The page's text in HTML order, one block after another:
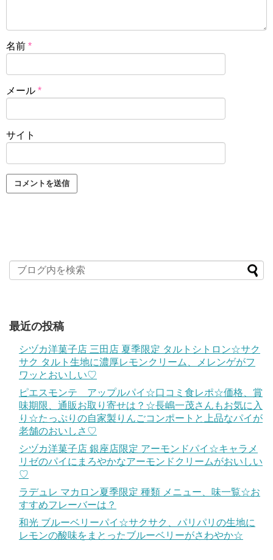
名前 *
メール *
サイト
最近の投稿
シヅカ洋菓子店 三田店 夏季限定 タルトシトロン☆サク
サク タルト生地に濃厚レモンクリーム、メレンゲがフ
ワッとおいしい♡
ピエスモンテ アップルパイ☆口コミ食レポ☆価格、賞
味期限、通販お取り寄せは？☆長嶋一茂さんもお気に入
り☆たっぷりの自家製りんごコンポートと上品なパイが
老舗のおいしさ♡
シヅカ洋菓子店 銀座店限定 アーモンドパイ☆キャラメ
リゼのパイにまろやかなアーモンドクリームがおいしい
♡
ラデュレ マカロン夏季限定 種類 メニュー、味一覧☆お
すすめフレーバーは？
和光 ブルーベリーパイ☆サクサク、パリパリの生地に
レモンの酸味をまとったブルーベリーがさわやか☆